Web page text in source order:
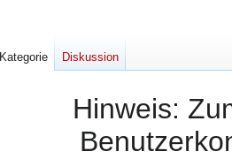
Hinweis:
Kategorie Diskussion